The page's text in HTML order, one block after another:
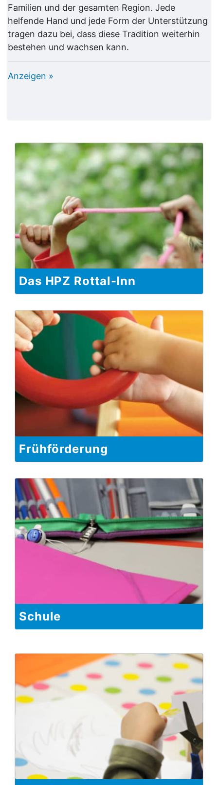
Familien und der gesamten Region. Jede
helfende Hand und jede Form der Unterstützung
tragen dazu bei, dass diese Tradition weiterhin
bestehen und wachsen kann.
Anzeigen »
Das HPZ Rottal-Inn
Frühförderung
Schule